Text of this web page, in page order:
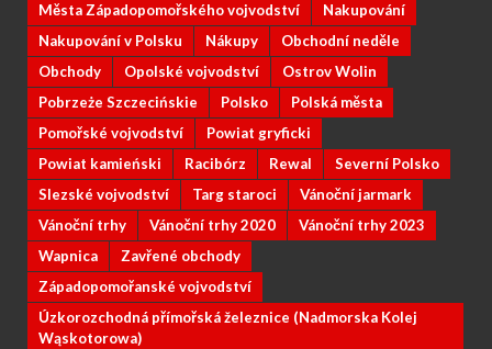
Města Západopomořského vojvodství
Nakupování
Nakupování v Polsku
Nákupy
Obchodní neděle
Obchody
Opolské vojvodství
Ostrov Wolin
Pobrzeże Szczecińskie
Polsko
Polská města
Pomořské vojvodství
Powiat gryficki
Powiat kamieński
Racibórz Rewal
Severní Polsko
Slezské vojvodství
Targ staroci
Vánoční jarmark
Vánoční trhy
Vánoční trhy 2020
Vánoční trhy 2023
Wapnica
Zavřené obchody
Západopomořanské vojvodství
Úzkorozchodná přímořská železnice (Nadmorska Kolej
Wąskotorowa)